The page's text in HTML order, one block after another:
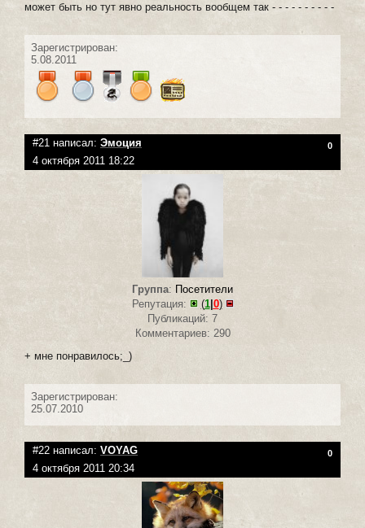
может быть но тут явно реальность вообщем так - - - - - - - - - -
Зарегистрирован:
5.08.2011
#21 написал: Эмоция 0
4 октября 2011 18:22
Группа: Посетители
Репутация:
(1|0)
Публикаций: 7
Комментариев: 290
+ мне понравилось;_)
Зарегистрирован:
25.07.2010
#22 написал: VOYAG 0
4 октября 2011 20:34